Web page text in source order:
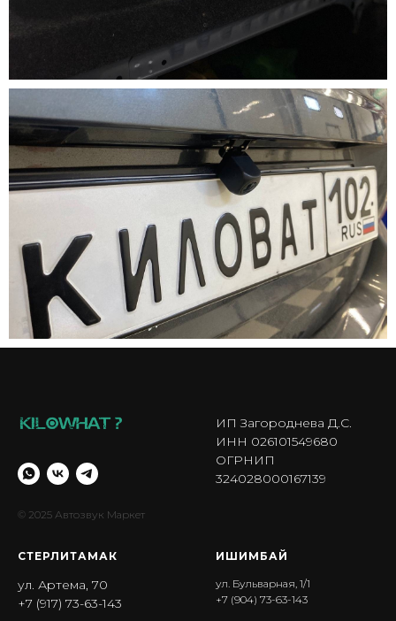
© 2025 Автозвук Маркет
ИП Загороднева Д.С.
ИНН 026101549680
ОГРНИП
324028000167139
СТЕРЛИТАМАК
ул. Артема, 70
+7 (917) 73-63-143
ИШИМБА Й
ул. Бульварная, 1/1
+7 (904) 73-63-143